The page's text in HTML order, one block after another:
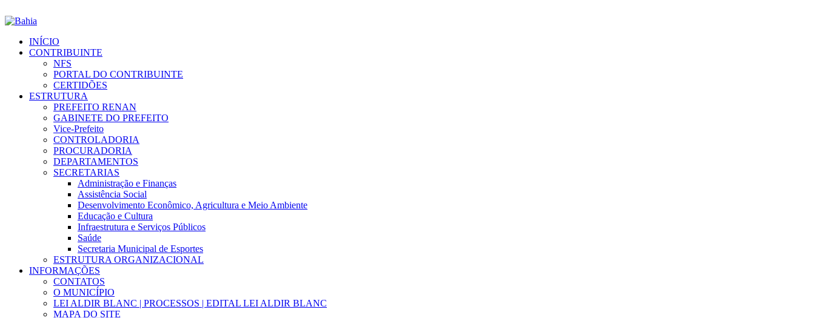
INÍCIO
CONTRIBUINTE
NFS
PORTAL DO CONTRIBUINTE
CERTIDÕES
ESTRUTURA
PREFEITO RENAN
GABINETE DO PREFEITO
Vice-Prefeito
CONTROLADORIA
PROCURADORIA
DEPARTAMENTOS
SECRETARIAS
Administração e Finanças
Assistência Social
Desenvolvimento Econômico, Agricultura e Meio Ambiente
Educação e Cultura
Infraestrutura e Serviços Públicos
Saúde
Secretaria Municipal de Esportes
ESTRUTURA ORGANIZACIONAL
INFORMAÇÕES
CONTATOS
O MUNICÍPIO
LEI ALDIR BLANC | PROCESSOS | EDITAL LEI ALDIR BLANC
MAPA DO SITE